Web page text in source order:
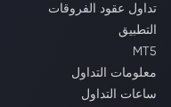
تداول عقود الفروقات
التطبيق
MT5
معلومات التداول
ساعات التداول